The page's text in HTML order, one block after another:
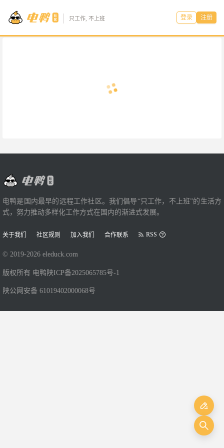
只工作, 不上班 登录 注册
电鸭是国内最早的远程工作社区。我们倡导“只工作，不上班”的生活方
式，努力推动多样化工作方式在国内的渐进式发展。
关于我们 社区规则 加入我们 合作联系 RSS
© 2019-2026 eleduck.com
版权所有 电鸭 陕ICP备2025065785号-1
陕公网安备 61019402000068号